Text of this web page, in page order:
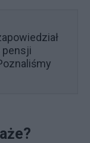
pensji